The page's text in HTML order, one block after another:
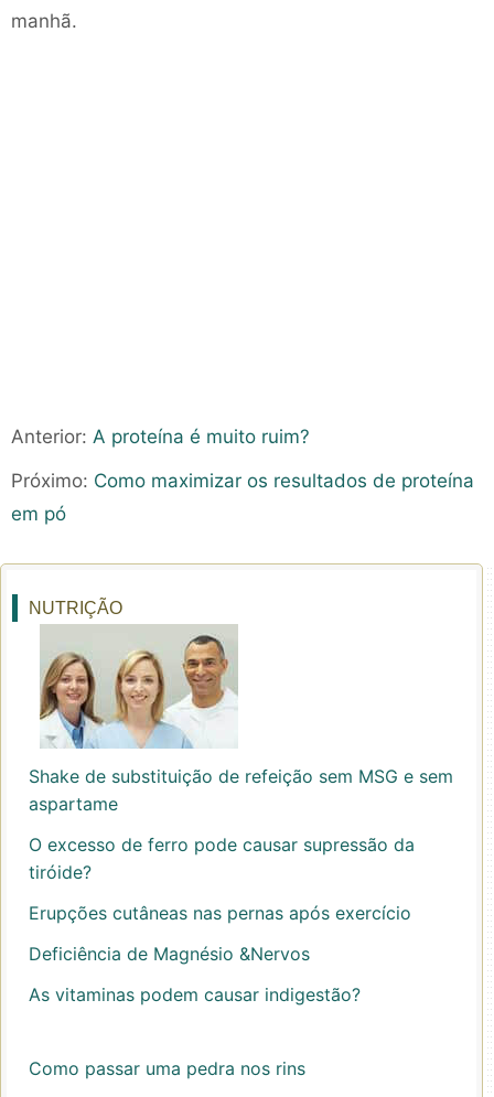
manhã.
Anterior: A proteína é muito ruim?
Próximo: Como maximizar os resultados de proteína
em pó
NUTRIÇÃO
Shake de substituição de refeição sem MSG e sem
aspartame
O excesso de ferro pode causar supressão da
tiróide?
Erupções cutâneas nas pernas após exercício
Deficiência de Magnésio &Nervos
As vitaminas podem causar indigestão?
Como passar uma pedra nos rins